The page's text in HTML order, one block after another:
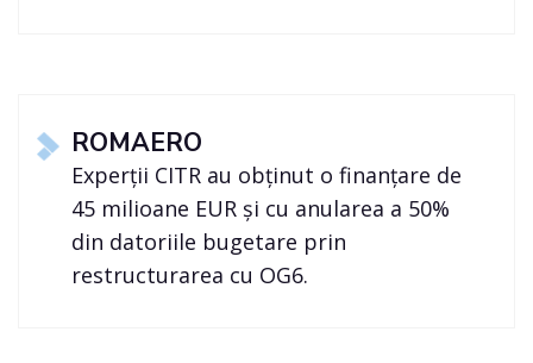
ROMAERO
Experții CITR au obținut o finanțare de
45 milioane EUR și cu anularea a 50%
din datoriile bugetare prin
restructurarea cu OG6.